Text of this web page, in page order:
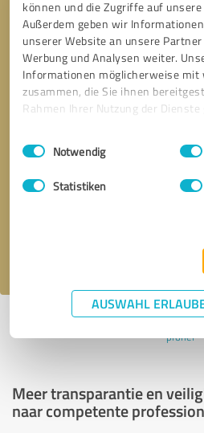
können und die Zugriffe auf
Außerdem geben wir
unserer Website an unsere
Werbung und Analysen weiter.
Informationen möglicherweise mit
zusammen, die Sie ihnen
Rahmen Ihrer Nutzung der Dienste
Impressum
Einwilligungsauswahl
Notwendig
Statistiken
AUSWAHL
Profiel actief sinds 09.02.2024 |Laatst
profiel
Meer transparantie en
naar competente